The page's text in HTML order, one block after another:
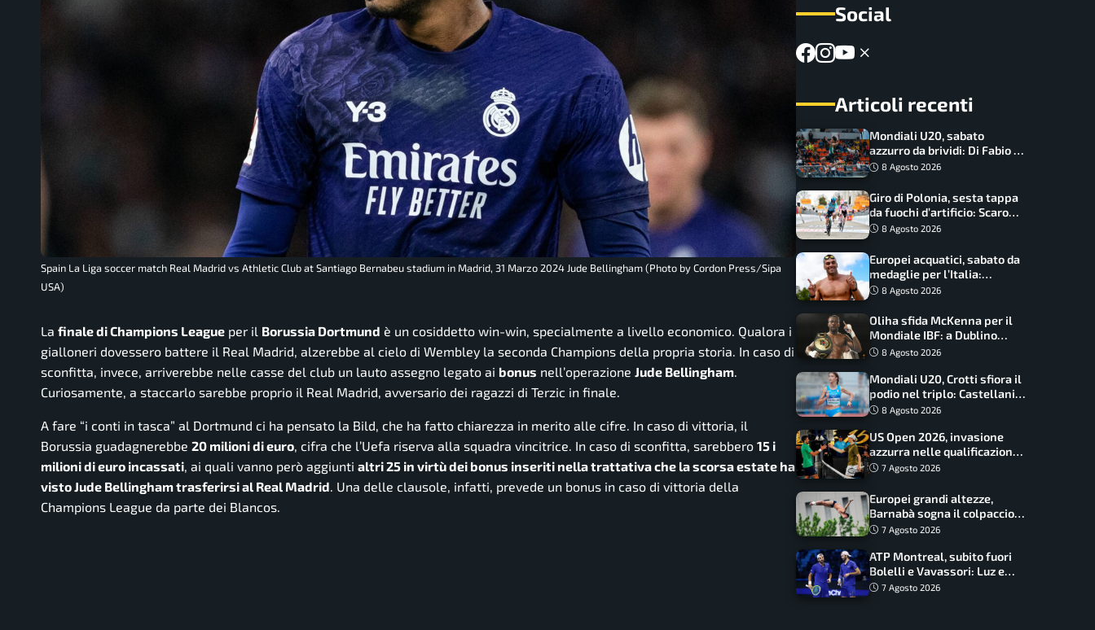
Spain La Liga soccer match Real Madrid vs Athletic Club at Santiago Bernabeu stadium in Madrid, 31 Marzo 2024 Jude Bellingham (Photo by Cordon Press/Sipa
USA)
La finale di Champions League per il Borussia Dortmund è un cosiddetto win-win , specialmente a livello economico. Qualora i
gialloneri dovessero battere il Real Madrid, alzerebbe al cielo di Wembley la seconda Champions della propria storia. In caso di
sconfitta, invece, arriverebbe nelle casse del club un lauto assegno legato ai bonus nell’operazione Jude Bellingham
Curiosamente, a staccarlo sarebbe proprio il Real Madrid, avversario dei ragazzi di Terzic in finale.
A fare “i conti in tasca” al Dortmund ci ha pensato la Bild , che ha fatto chiarezza in merito alle cifre. In caso di vittoria, il
Borussia guadagnerebbe 20 milioni di euro , cifra che l’Uefa riserva alla squadra vincitrice. In caso di sconfitta, sarebbero 15 i
milioni di euro incassati , ai quali vanno però aggiunti altri 25 in virtù dei bonus inseriti nella trattativa che la scorsa estate ha
visto Jude Bellingham trasferirsi al Real Madrid . Una delle clausole, infatti, prevede un bonus in caso di vittoria della
Champions League da parte dei Blancos
Social
Articoli recenti
Mondiali U20, sabato
azzurro da brividi: Di Fabio e
Inzoli sognano le medaglie,
8 Agosto 2026
Giro di Polonia, sesta tappa
da fuochi d’artificio: Scaroni
può attaccare la maglia di
8 Agosto 2026
Europei acquatici, sabato da
medaglie per l’Italia:
Paltrinieri guida la staffetta,
grandi altezze
8 Agosto 2026
Oliha sfida McKenna per il
Mondiale IBF: a Dublino
serve l’impresa nella tana
8 Agosto 2026
Mondiali U20, Crotti sfiora il
podio nel triplo: Castellani
da record, Succo in finale
8 Agosto 2026
US Open 2026, invasione
azzurra nelle qualificazioni:
17 italiani a caccia del main
7 Agosto 2026
Europei grandi altezze,
Barnabà sogna il colpaccio:
è leader a metà gara, Baraldi
7 Agosto 2026
ATP Montreal, subito fuori
Bolelli e Vavassori: Luz e
Matos fermano gli azzurri
7 Agosto 2026